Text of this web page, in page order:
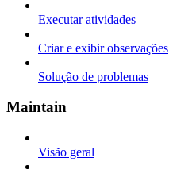
Executar atividades
Criar e exibir observações
Solução de problemas
Maintain
Visão geral